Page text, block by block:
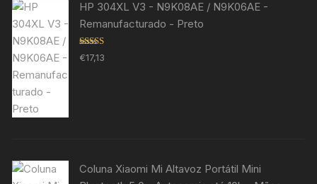
HP 304XL V3 - N9K08AE / N9K06AE -
Remanufacturado - Preto
Avaliação
5.00 de 5
€17,13
Coluna Xiaomi Mi Altavoz Portátil Mini